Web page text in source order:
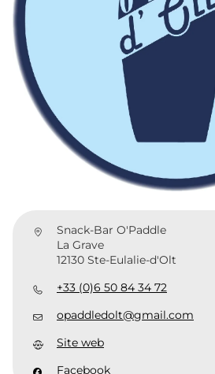
Snack-Bar O'Paddle
La Grave
12130 Ste-Eulalie-d'Olt
+33 (0)6 50 84 34 72
opaddledolt@gmail.com
Site web
Facebook